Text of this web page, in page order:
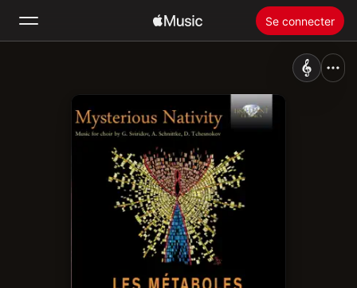
Se connecter
Accueil
Installer Apple Music